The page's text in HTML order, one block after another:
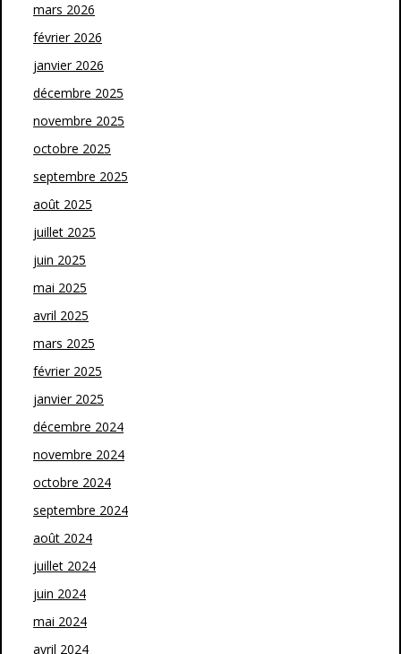
mars 2026
février 2026
janvier 2026
décembre 2025
novembre 2025
octobre 2025
septembre 2025
août 2025
juillet 2025
juin 2025
mai 2025
avril 2025
mars 2025
février 2025
janvier 2025
décembre 2024
novembre 2024
octobre 2024
septembre 2024
août 2024
juillet 2024
juin 2024
mai 2024
avril 2024